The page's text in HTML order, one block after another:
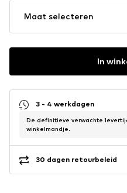
Maat selecteren
In
3 - 4 werkdagen
De definitieve verwachte
winkelmandje.
30 dagen retourbeleid